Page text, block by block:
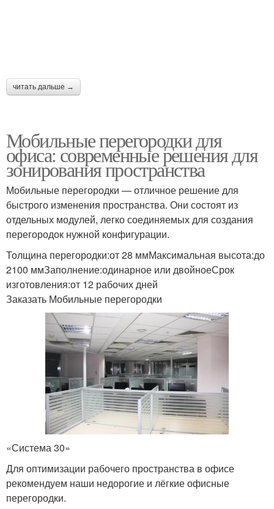
читать дальше →
Мобильные перегородки для
офиса: современные решения для
зонирования пространства
Мобильные перегородки — отличное решение для
быстрого изменения пространства. Они состоят из
отдельных модулей, легко соединяемых для создания
перегородок нужной конфигурации.
Толщина перегородки:от 28 ммМаксимальная высота:до
2100 ммЗаполнение:одинарное или двойноеСрок
изготовления:от 12 рабочих дней
Заказать Мобильные перегородки
«Система 30»
Для оптимизации рабочего пространства в офисе
рекомендуем наши недорогие и лёгкие офисные
перегородки.